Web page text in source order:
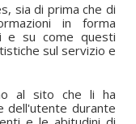
sia di prima che di
in forma
e su come questi
sul servizio e
al sito che li ha
dell'utente durante